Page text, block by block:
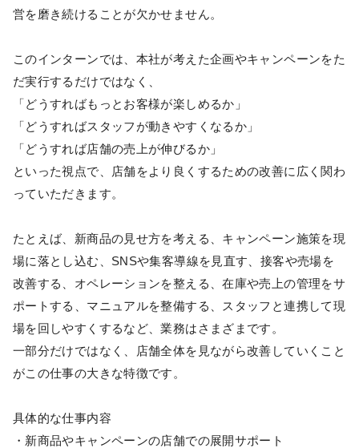
営を磨き続けることが欠かせません。
このインターンでは、本社が考えた企画やキャンペーンをた
だ実行するだけではなく、
「どうすればもっとお客様が楽しめるか」
「どうすればスタッフが動きやすくなるか」
「どうすれば店舗の売上が伸びるか」
といった視点で、店舗をより良くするための改善に広く関わ
っていただきます。
たとえば、新商品の見せ方を考える、キャンペーン施策を現
場に落とし込む、SNSや集客導線を見直す、接客や売場を
改善する、オペレーションを整える、在庫や売上の管理をサ
ポートする、マニュアルを整備する、スタッフと連携して現
場を回しやすくするなど、業務はさまざまです。
一部分だけではなく、店舗全体を見ながら改善していくこと
がこの仕事の大きな特徴です。
具体的な仕事内容
・新商品やキャンペーンの店舗での展開サポート